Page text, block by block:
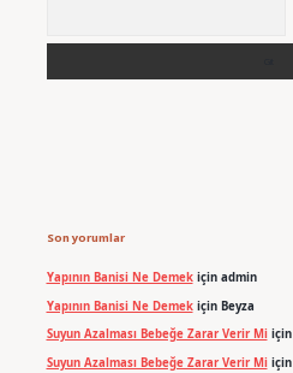
Son yorumlar
Yapının Banisi Ne Demekiçin admin
Yapının Banisi Ne Demekiçin Beyza
Suyun Azalması Bebeğe Zarar Verir Miiçin
Suyun Azalması Bebeğe Zarar Verir Miiçin